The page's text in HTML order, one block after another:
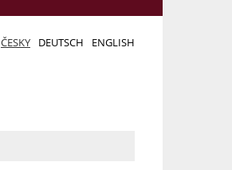
ČESKY DEUTSCH ENGLISH